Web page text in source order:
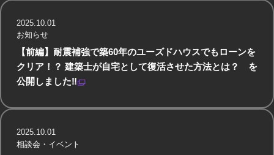
【前編】耐震補強で築60年のユーズドハウスでもローンを
クリア！？ 建築士が自宅として復活させた方法とは？ を
公開しました‼
2025.10.01
お知らせ
2025.10.01
相談会・イベント